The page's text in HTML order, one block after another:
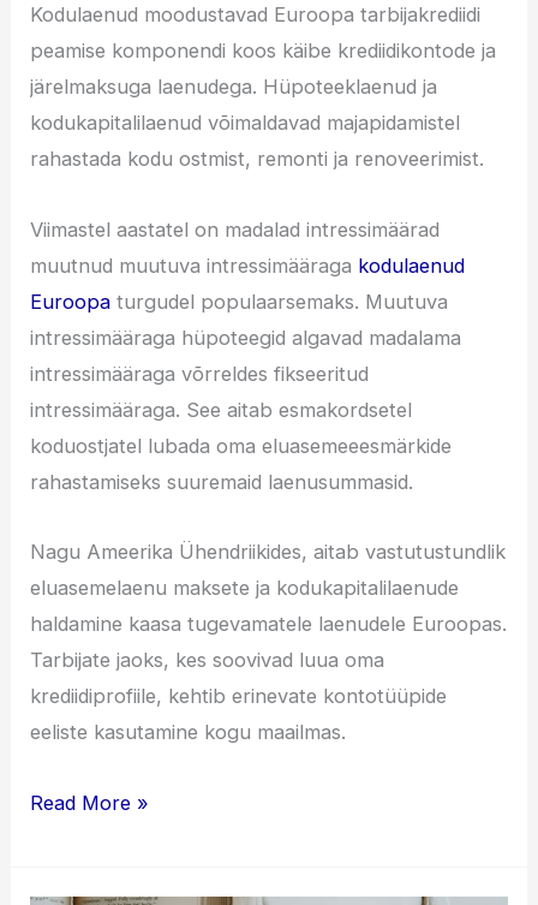
Kodulaenud moodustavad Euroopa tarbijakrediidi
peamise komponendi koos käibe krediidikontode ja
järelmaksuga laenudega. Hüpoteeklaenud ja
kodukapitalilaenud võimaldavad majapidamistel
rahastada kodu ostmist, remonti ja renoveerimist.
Viimastel aastatel on madalad intressimäärad
muutnud muutuva intressimääraga kodulaenud
Euroopa turgudel populaarsemaks. Muutuva
intressimääraga hüpoteegid algavad madalama
intressimääraga võrreldes fikseeritud
intressimääraga. See aitab esmakordsetel
koduostjatel lubada oma eluasemeeesmärkide
rahastamiseks suuremaid laenusummasid.
Nagu Ameerika Ühendriikides, aitab vastutustundlik
eluasemelaenu maksete ja kodukapitalilaenude
haldamine kaasa tugevamatele laenudele Euroopas.
Tarbijate jaoks, kes soovivad luua oma
krediidiprofiile, kehtib erinevate kontotüüpide
eeliste kasutamine kogu maailmas.
Erinevat
Read More »